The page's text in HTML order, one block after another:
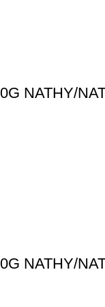
NATHY/
NATHY/